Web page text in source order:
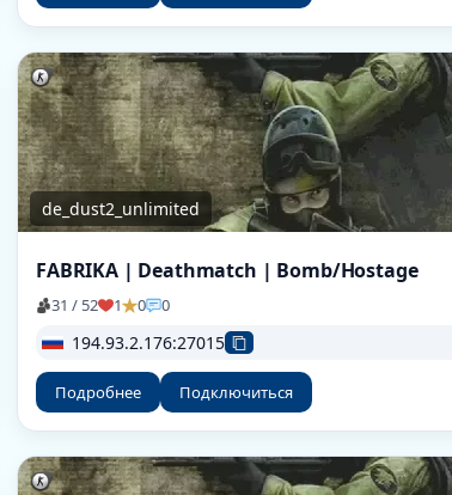
de_dust2_unlimited
FABRIKA | Deathmatch | Bomb/Hostage
31 / 52 1 0 0
194.93.2.176:27015
Подробнее Подключиться